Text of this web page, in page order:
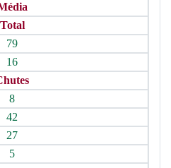
Total
79
16
8
42
27
5